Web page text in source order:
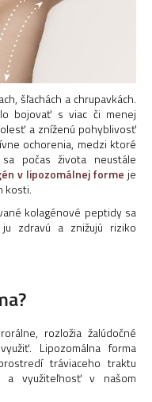
šľachách a chrupavkách.
bojovať s viac či menej
a zníženú pohyblivosť
ochorenia, medzi ktoré
počas života neustále
v lipozomálnej forme je
kosti.
kolagénové peptidy sa
ju zdravú a znižujú riziko
rozložia žalúdočné
Lipozomálna forma
tráviaceho traktu
a využiteľnosť v našom